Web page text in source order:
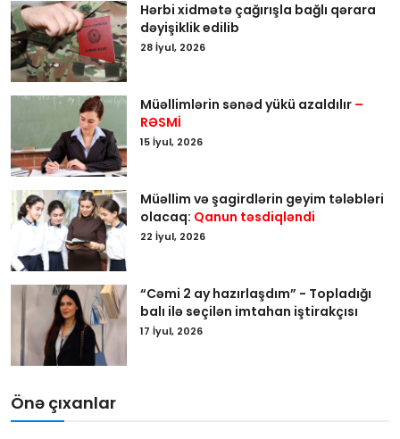
Hərbi xidmətə çağırışla bağlı qərara
dəyişiklik edilib
28 İyul, 2026
Müəllimlərin sənəd yükü azaldılır –
RƏSMİ
15 İyul, 2026
Müəllim və şagirdlərin geyim tələbləri
olacaq: Qanun təsdiqləndi
22 İyul, 2026
“Cəmi 2 ay hazırlaşdım” - Topladığı
balı ilə seçilən imtahan iştirakçısı
17 İyul, 2026
Önə çıxanlar